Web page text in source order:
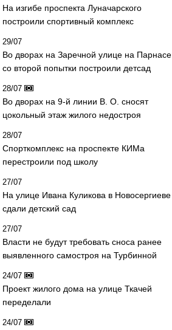
На изгибе проспекта Луначарского
построили спортивный комплекс
29/07
Во дворах на Заречной улице на Парнасе
со второй попытки построили детсад
28/07
Во дворах на 9-й линии В. О. сносят
цокольный этаж жилого недостроя
28/07
Спорткомплекс на проспекте КИМа
перестроили под школу
27/07
На улице Ивана Куликова в Новосергиеве
сдали детский сад
27/07
Власти не будут требовать сноса ранее
выявленного самостроя на Турбинной
24/07
Проект жилого дома на улице Ткачей
переделали
24/07